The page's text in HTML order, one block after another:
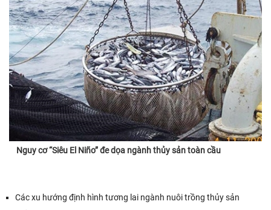
Nguy cơ “Siêu El Niño” đe dọa ngành thủy sản toàn cầu
Các xu hướng định hình tương lai ngành nuôi trồng thủy sản